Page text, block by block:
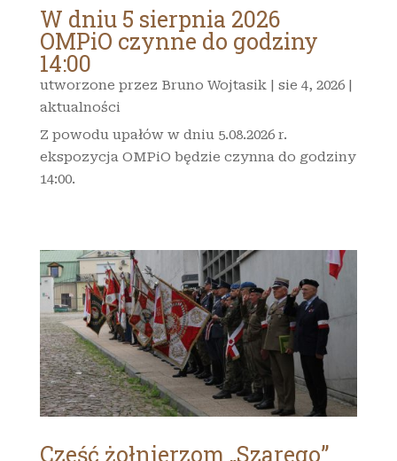
W dniu 5 sierpnia 2026
OMPiO czynne do godziny
14:00
utworzone przez Bruno Wojtasik| sie 4, 2026|
aktualności
Z powodu upałów w dniu 5.08.2026 r.
ekspozycja OMPiO będzie czynna do godziny
14:00.
Cześć żołnierzom „Szarego”